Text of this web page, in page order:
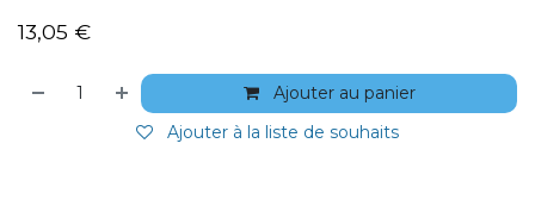
13,05 €
Ajouter au panier
Ajouter à la liste de souhaits